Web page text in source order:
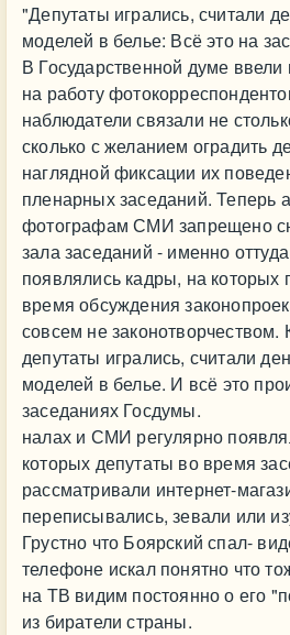
"Депутаты игрались, считали
моделей в белье: Всё это на
В Государственной думе
на работу
наблюдатели связали не
сколько с желанием оградить
наглядной фиксации их
пленарных заседаний. Теперь
фотографам СМИ запрещено
зала заседаний - именно
появлялись кадры, на которых
время обсуждения
совсем не законотворчеством.
депутаты игрались, считали
моделей в белье. И всё это
заседаниях Госдумы.
налах и СМИ регулярно
которых депутаты во время
рассматривали интернет-
переписывались, зевали или
Грустно что Боярский спал-
телефоне искал понятно что
на ТВ видим постоянно о его
из биратели страны.